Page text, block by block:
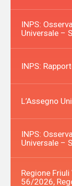
INPS:
Universale –
INPS:
L’Assegno
INPS:
Universale –
Regione Friuli
56/2026,